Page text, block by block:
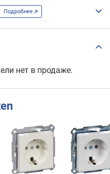
Подробнее
нет в продаже.